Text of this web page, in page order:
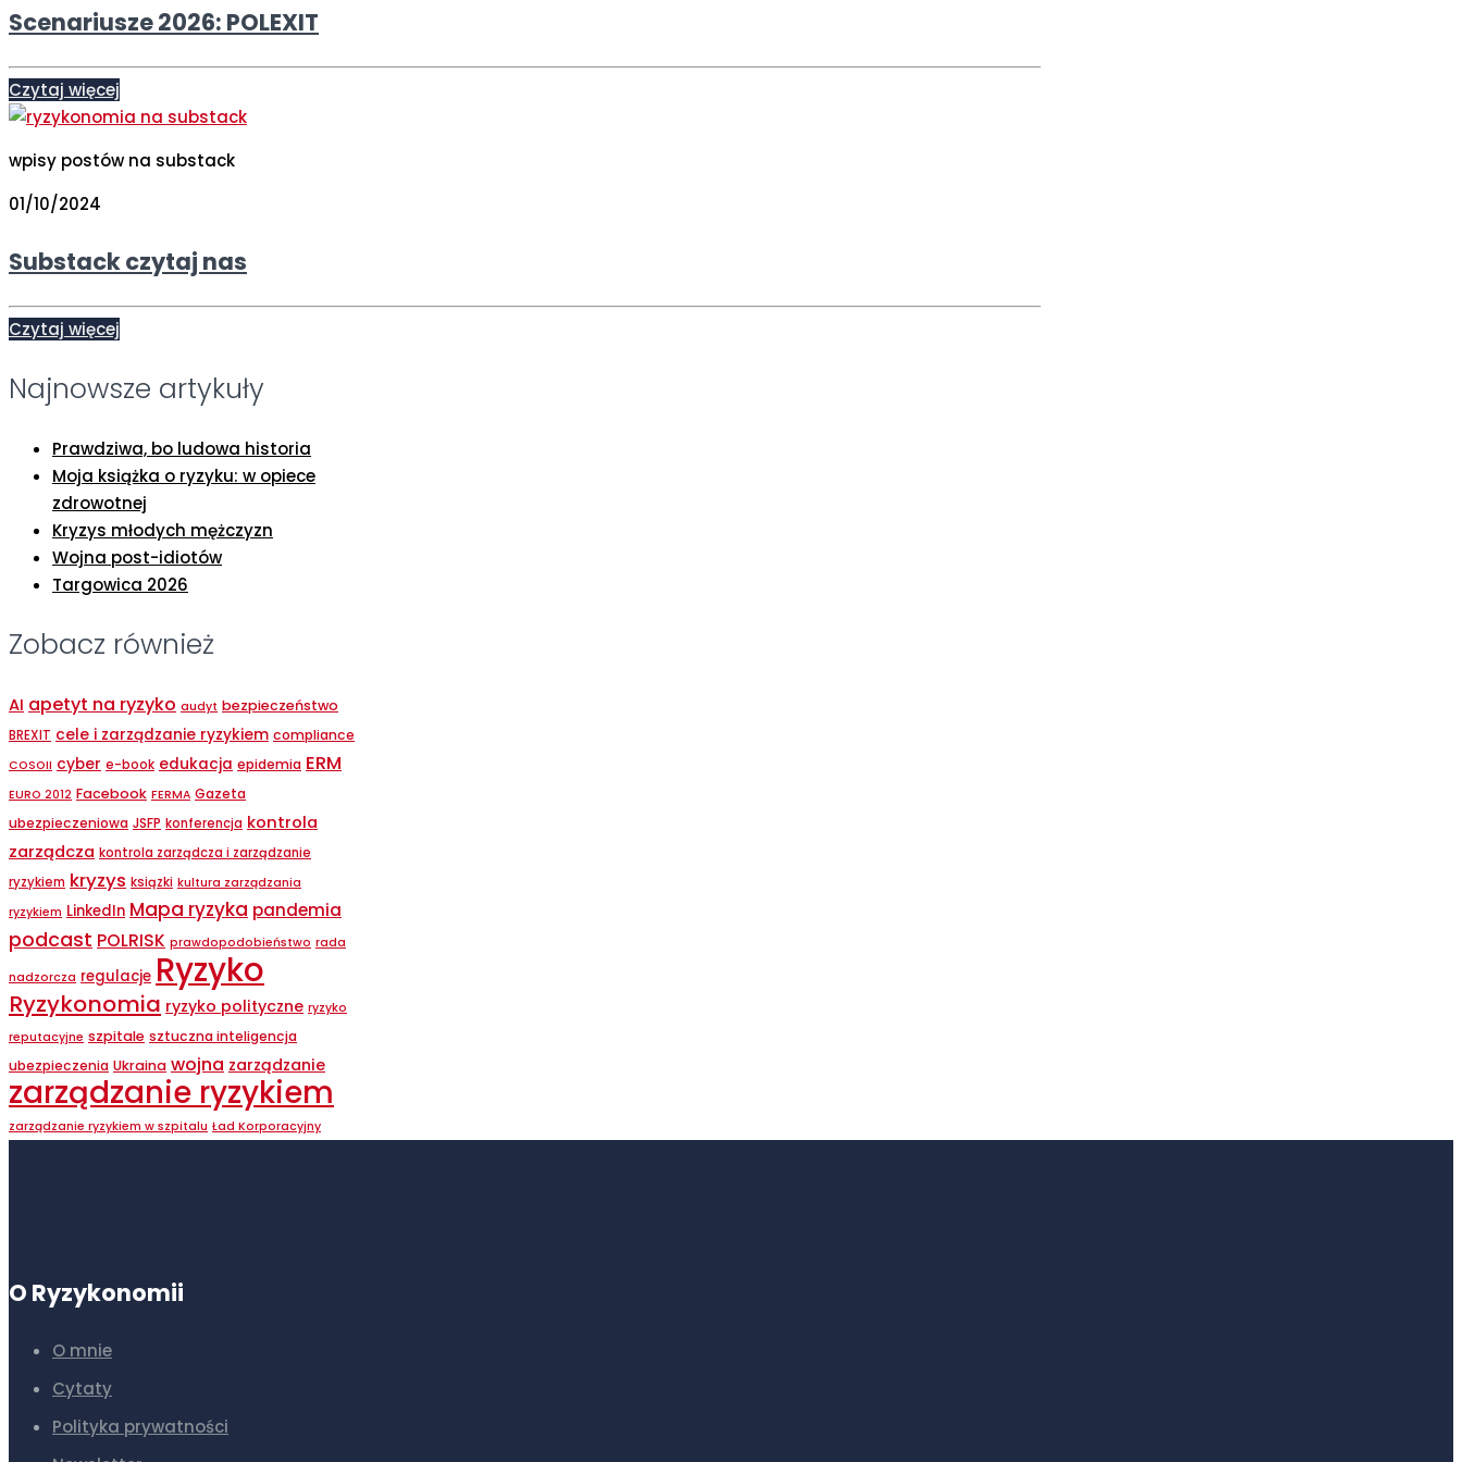
Scenariusze 2026: POLEXIT
Czytaj więcej
wpisy postów na substack
01/10/2024
Substack czytaj nas
Czytaj więcej
Najnowsze artykuły
Prawdziwa, bo ludowa historia
Moja książka o ryzyku: w opiece
zdrowotnej
Kryzys młodych mężczyzn
Wojna post-idiotów
Targowica 2026
Zobacz również
AI apetyt na ryzyko audyt bezpieczeństwo
BREXIT cele i zarządzanie ryzykiem compliance
COSOII cyber e-book edukacja epidemia ERM
EURO 2012 Facebook FERMA Gazeta
ubezpieczeniowa JSFP konferencja kontrola
zarządcza kontrola zarządcza i zarządzanie
ryzykiem kryzys ksiązki kultura zarządzania
ryzykiem LinkedIn Mapa ryzyka pandemia
podcast POLRISK prawdopodobieństwo rada
nadzorcza regulacje Ryzyko
Ryzykonomia ryzyko polityczne ryzyko
reputacyjne szpitale sztuczna inteligencja
ubezpieczenia Ukraina wojna zarządzanie
zarządzanie ryzykiem
zarządzanie ryzykiem w szpitalu Ład Korporacyjny
O Ryzykonomii
O mnie
Cytaty
Polityka prywatności